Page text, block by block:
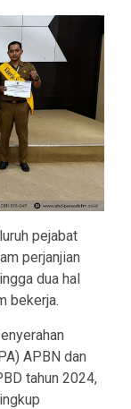
pejabat
perjanjian
dua hal
bekerja.
APBN dan
tahun 2024,